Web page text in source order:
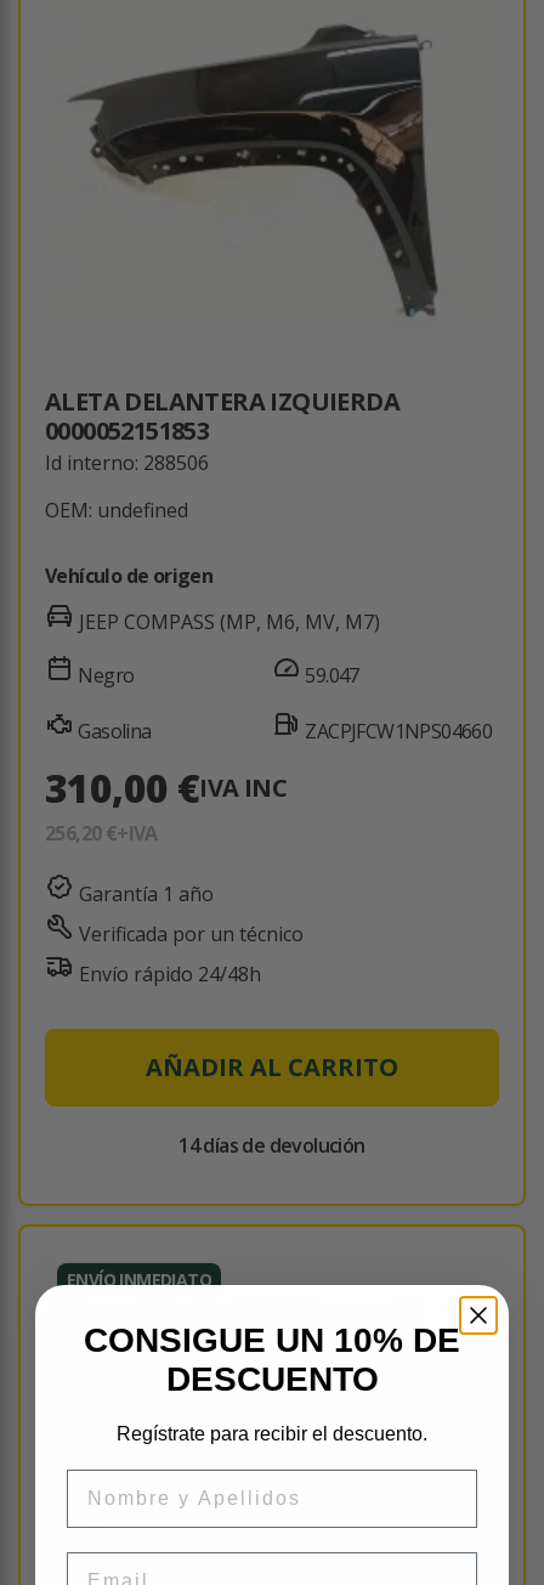
ALETA DELANTERA IZQUIERDA
0000052151853
Id interno: 288506
OEM: undefined
Vehículo de origen
JEEP COMPASS (MP, M6, MV, M7)
Negro
Gasolina
59.047
ZACPJFCW1NPS04660
310,00 €IVA INC
256,20 €+IVA
Garantía 1 año
Verificada por un técnico
Envío rápido 24/48h
AÑADIR AL CARRITO
14 días de devolución
ENVÍO INMEDIATO
CONSIGUE UN 10% DE
DESCUENTO
Regístrate para recibir el descuento.